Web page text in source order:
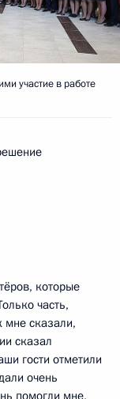
участие в работе
которые
часть,
мне сказали,
сказал
гости отметили
очень
помогли мне,